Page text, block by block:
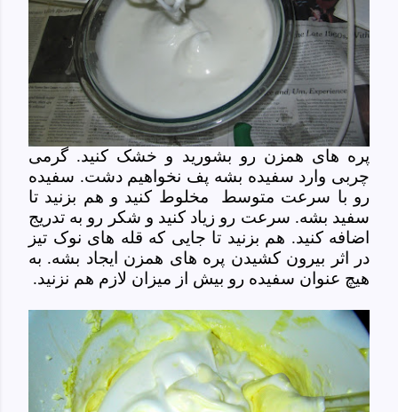
پره های همزن رو بشورید و خشک کنید. گرمی
چربی وارد سفیده بشه پف نخواهیم دشت. سفیده
رو با سرعت متوسط مخلوط کنید و هم بزنید تا
سفید بشه. سرعت رو زیاد کنید و شکر رو به تدریج
اضافه کنید. هم بزنید تا جایی که قله های نوک تیز
در اثر بیرون کشیدن پره های همزن ایجاد بشه. به
هیچ عنوان سفیده رو بیش از میزان لازم هم نزنید.